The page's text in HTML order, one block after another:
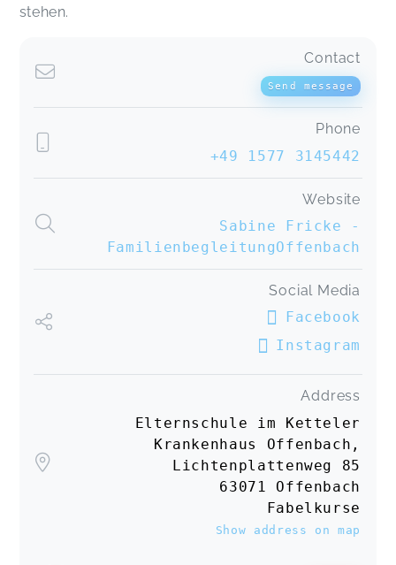
stehen.
Contact
Send message
Phone
+49 1577 3145442
Website
Sabine Fricke -
FamilienbegleitungOffenbach
Social Media
Facebook
Instagram
Address
Elternschule im Ketteler
Krankenhaus Offenbach,
Lichtenplattenweg 85
63071 Offenbach
Fabelkurse
Show address on map